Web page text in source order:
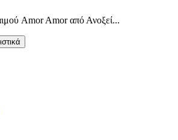
Amor Amor από Ανοξεί...